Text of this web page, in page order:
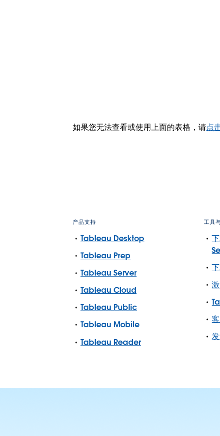
如果您无法查看或使用上面的表格，请点
产品支持
Tableau Desktop
Tableau Prep
Tableau Server
Tableau Cloud
Tableau Public
Tableau Mobile
Tableau Reader
工具